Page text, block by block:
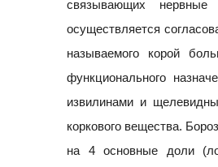
связывающих нервные
осуществляется
называемого корой
функционального
извилинами и
коркового вещества.
на 4 основные доли